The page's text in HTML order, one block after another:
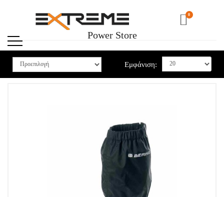
Power Store
0
Εμφάνιση: